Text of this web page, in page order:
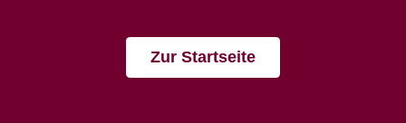
Zur Startseite